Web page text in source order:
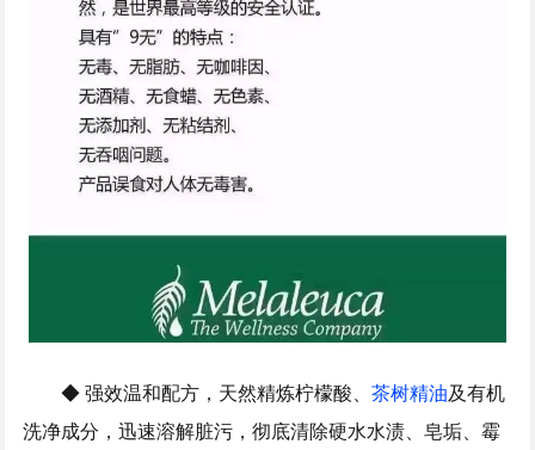
◆ 强效温和配方，天然精炼柠檬酸、茶树精油及有机
洗净成分，迅速溶解脏污，彻底清除硬水水渍、皂垢、霉